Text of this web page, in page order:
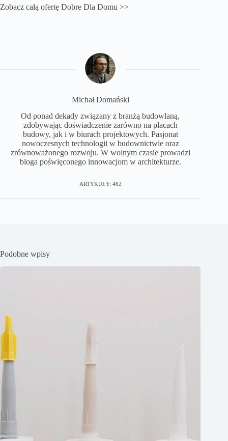
Zobacz całą ofertę Dobre Dla Domu >>
Michał Domański
Od ponad dekady związany z branżą budowlaną,
zdobywając doświadczenie zarówno na placach
budowy, jak i w biurach projektowych. Pasjonat
nowoczesnych technologii w budownictwie oraz
zrównoważonego rozwoju. W wolnym czasie prowadzi
bloga poświęconego innowacjom w architekturze.
ARTYKUŁY: 462
Podobne wpisy